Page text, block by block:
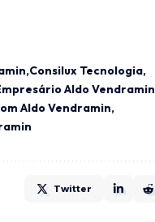
Consilux Tecnologia
Aldo Vendramin
Aldo Vendramin
Twitter